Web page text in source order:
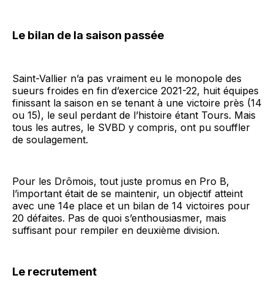
Le bilan de la saison passée
Saint-Vallier n’a pas vraiment eu le monopole des
sueurs froides en fin d’exercice 2021-22, huit équipes
finissant la saison en se tenant à une victoire près (14
ou 15), le seul perdant de l’histoire étant Tours. Mais
tous les autres, le SVBD y compris, ont pu souffler
de soulagement.
Pour les Drômois, tout juste promus en Pro B,
l’important était de se maintenir, un objectif atteint
avec une 14e place et un bilan de 14 victoires pour
20 défaites. Pas de quoi s’enthousiasmer, mais
suffisant pour rempiler en deuxième division.
Le recrutement